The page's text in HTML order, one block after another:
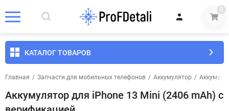
0
КАТАЛОГ ТОВАРОВ
Главная / Запчасти для мобильных телефонов / Аккумулятор /
Аккумулятор для iPhone 13 Mini (2406 mAh) c